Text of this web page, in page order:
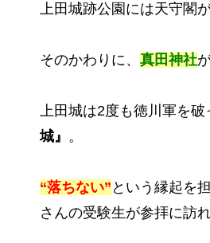
上田城跡公園には天守閣
そのかわりに、 真田神社
上田城は2度も徳川軍を破
城』 。
“落ちない” という縁起を
さんの受験生が参拝に訪れ